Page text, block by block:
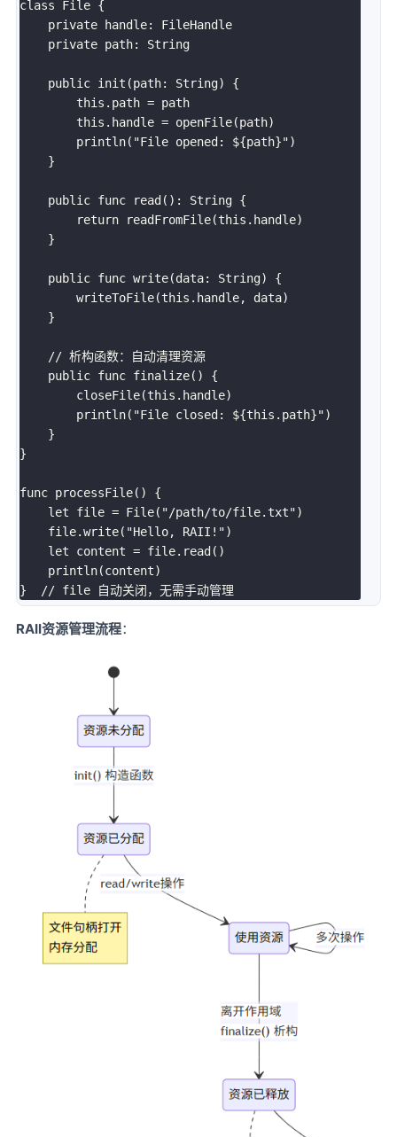
class File {
    private handle: FileHandle
    private path: String
    public init(path: String) {
        this.path = path
        this.handle = openFile(path)
        println("File opened: ${path}")
    }
    public func read(): String {
        return readFromFile(this.handle)
    }
    public func write(data: String) {
        writeToFile(this.handle, data)
    }
    // 析构函数：自动清理资源
    public func finalize() {
        closeFile(this.handle)
        println("File closed: ${this.path}")
    }
}
func processFile() {
    let file = File("/path/to/file.txt")
    file.write("Hello, RAII!")
    let content = file.read()
    println(content)
RAII资源管理流程：